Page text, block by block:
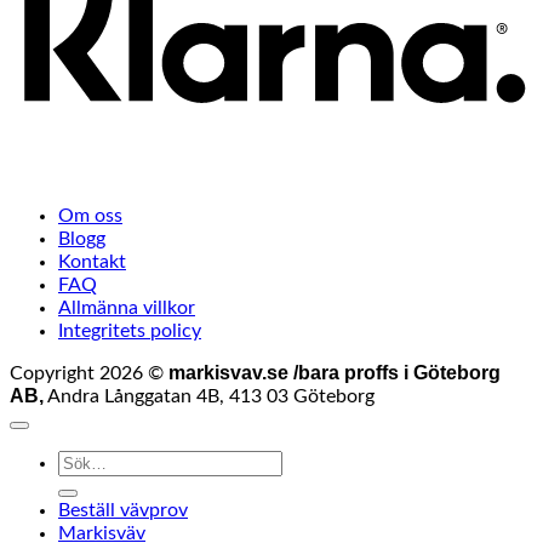
Om oss
Blogg
Kontakt
FAQ
Allmänna villkor
Integritets policy
Copyright 2026 © markisvav.se /bara proffs i Göteborg
AB,Andra Långgatan 4B, 413 03 Göteborg
Sök
Beställ vävprov
Markisväv